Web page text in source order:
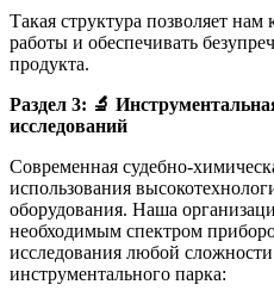
Такая структура позволяет
работы и обеспечивать
продукта.
Раздел 3: 🔬
исследований
Современная судебно-
использования
оборудования. Наша
необходимым спектром
исследования любой
инструментального парка: